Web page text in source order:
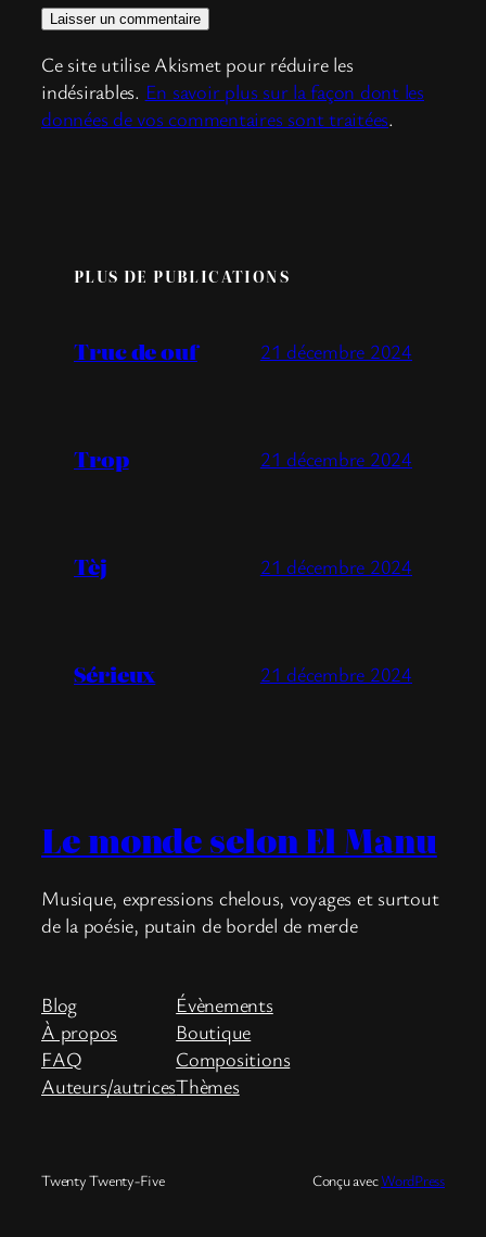
Ce site utilise Akismet pour réduire les
indésirables. En savoir plus sur la façon dont les
données de vos commentaires sont traitées.
PLUS DE PUBLICATIONS
Truc de ouf 21 décembre 2024
Trop 21 décembre 2024
Tèj 21 décembre 2024
Sérieux 21 décembre 2024
Le monde selon El Manu
Musique, expressions chelous, voyages et surtout
de la poésie, putain de bordel de merde
Blog
À propos
FAQ
Auteurs/autrices
Évènements
Boutique
Compositions
Thèmes
Twenty Twenty-Five Conçu avecWordPress